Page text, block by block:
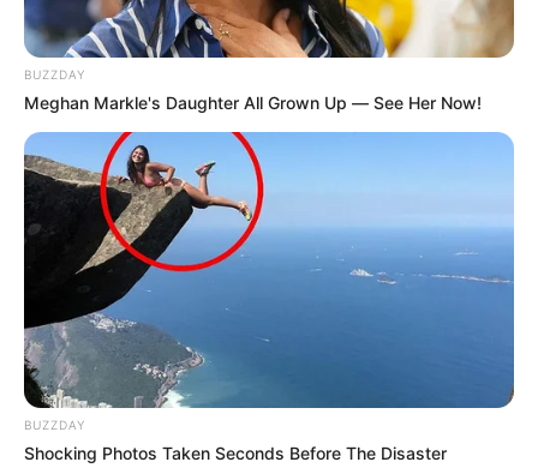
Lea además:Presidente de la Cámara respaldará a Petro
si se comprueba teoría de ‘golpe de Estado’
BUZZDAY
Meghan Markle's Daughter All Grown Up — See Her Now!
BUZZDAY
Shocking Photos Taken Seconds Before The Disaster